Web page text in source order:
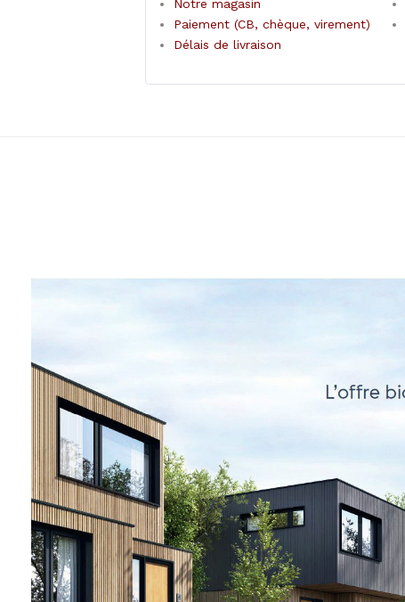
Notre magasin
Paiement (CB, chèque, virement)
Délais de livraison